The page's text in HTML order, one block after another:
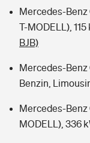
Mercedes-Benz
T-MODELL),
BJB)
Mercedes-Benz
Benzin,
Mercedes-Benz
MODELL), 336